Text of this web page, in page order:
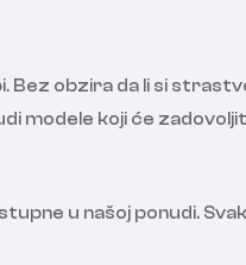
Bez obzira da li si
modele koji će
u našoj ponudi.